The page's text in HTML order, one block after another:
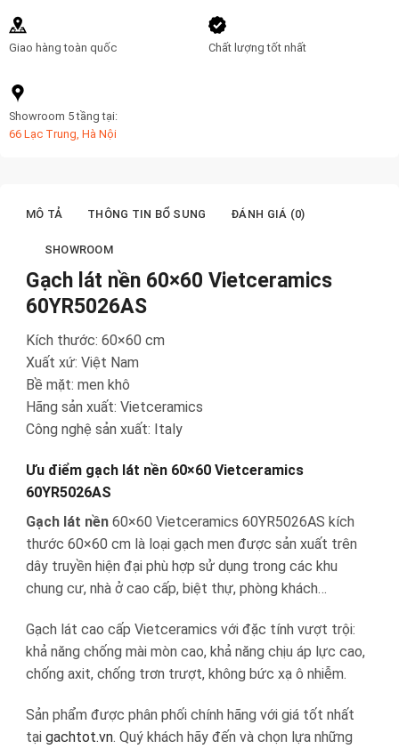
Giao hàng toàn quốc Chất lượng tốt nhất
Showroom 5 tầng tại:
66 Lạc Trung, Hà Nội
MÔ TẢ THÔNG TIN BỔ SUNG ĐÁNH GIÁ (0)
SHOWROOM
Gạch lát nền 60×60 Vietceramics
60YR5026AS
Kích thước: 60×60 cm
Xuất xứ: Việt Nam
Bề mặt: men khô
Hãng sản xuất: Vietceramics
Công nghệ sản xuất: Italy
Ưu điểm gạch lát nền 60×60 Vietceramics
60YR5026AS
Gạch lát nền 60×60 Vietceramics 60YR5026AS kích
thước 60×60 cm là loại gạch men được sản xuất trên
dây truyền hiện đại phù hợp sử dụng trong các khu
chung cư, nhà ở cao cấp, biệt thự, phòng khách…
Gạch lát cao cấp Vietceramics với đặc tính vượt trội:
khả năng chống mài mòn cao, khả năng chịu áp lực cao,
chống axit, chống trơn trượt, không bức xạ ô nhiễm.
Sản phẩm được phân phối chính hãng với giá tốt nhất
tại gachtot.vn. Quý khách hãy đến và chọn lựa những